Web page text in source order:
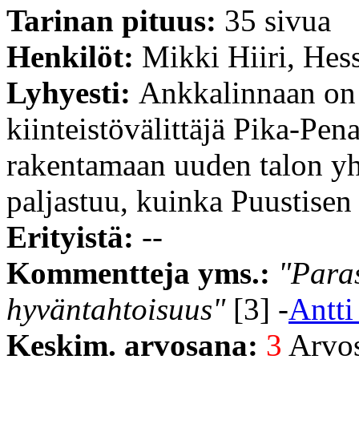
Tarinan pituus: 35 sivua
Henkilöt: Mikki Hiiri,
Lyhyesti: Ankkalinnaan
kiinteistövälittäjä Pika-
rakentamaan uuden talon
paljastuu, kuinka
Erityistä: --
Kommentteja yms.:
hyväntahtoisuus"[3] -Antti
Keskim. arvosana: 3